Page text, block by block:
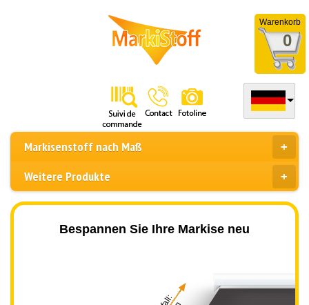
Warenkorb
0
Markisenstoff nach Maß
Weitere Produkte
Bespannen Sie Ihre Markise neu